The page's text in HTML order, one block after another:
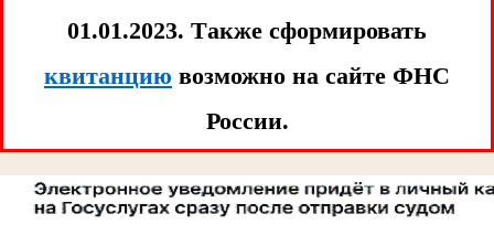
01.01.2023. Tакже сформировать
квитанцию возможно на сайте ФНС
России.